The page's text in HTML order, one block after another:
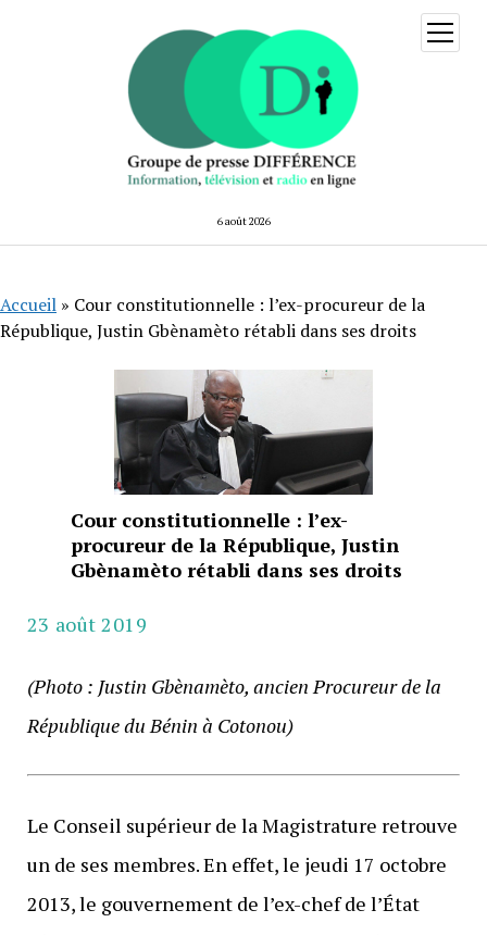
6 août 2026
ouvrir
menu
Accueil » Cour constitutionnelle : l’ex-procureur de la
République, Justin Gbènamèto rétabli dans ses droits
Cour constitutionnelle : l’ex-
procureur de la République, Justin
Gbènamèto rétabli dans ses droits
23 août 2019
(Photo : Justin Gbènamèto, ancien Procureur de la
République du Bénin à Cotonou)
Le Conseil supérieur de la Magistrature retrouve
un de ses membres. En effet, le jeudi 17 octobre
2013, le gouvernement de l’ex-chef de l’État